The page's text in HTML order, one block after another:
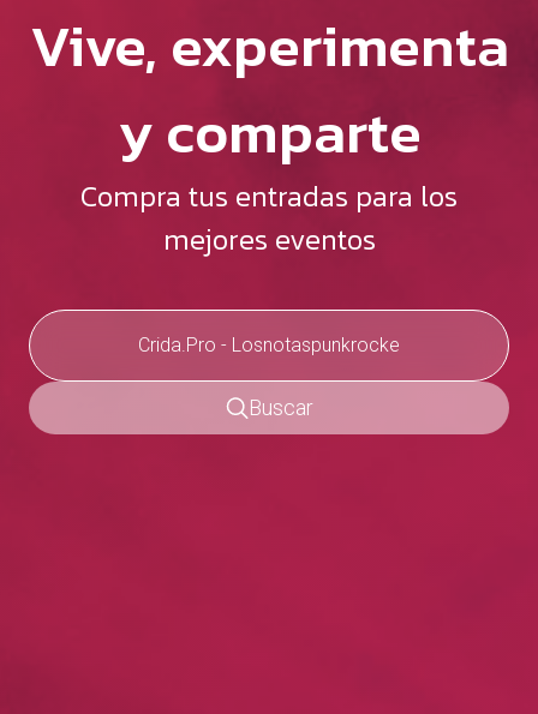
Vive, experimenta
y comparte
Compra tus entradas para los
mejores eventos
Buscar